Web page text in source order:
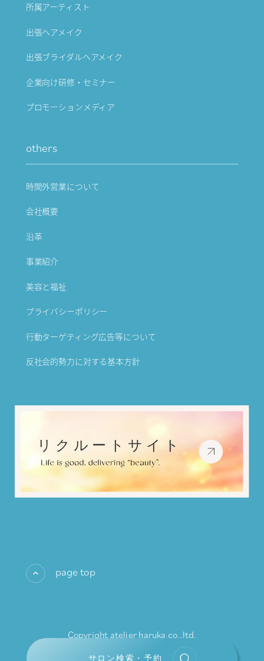
サロン検索・予約
所属アーティスト
出張ヘアメイク
出張ブライダルヘアメイク
企業向け研修・セミナー
プロモーションメディア
others
時間外営業について
会社概要
沿革
事業紹介
美容と福祉
プライバシーポリシー
行動ターゲティング広告等について
反社会的勢力に対する基本方針
page top
Copyright atelier haruka co.,ltd.